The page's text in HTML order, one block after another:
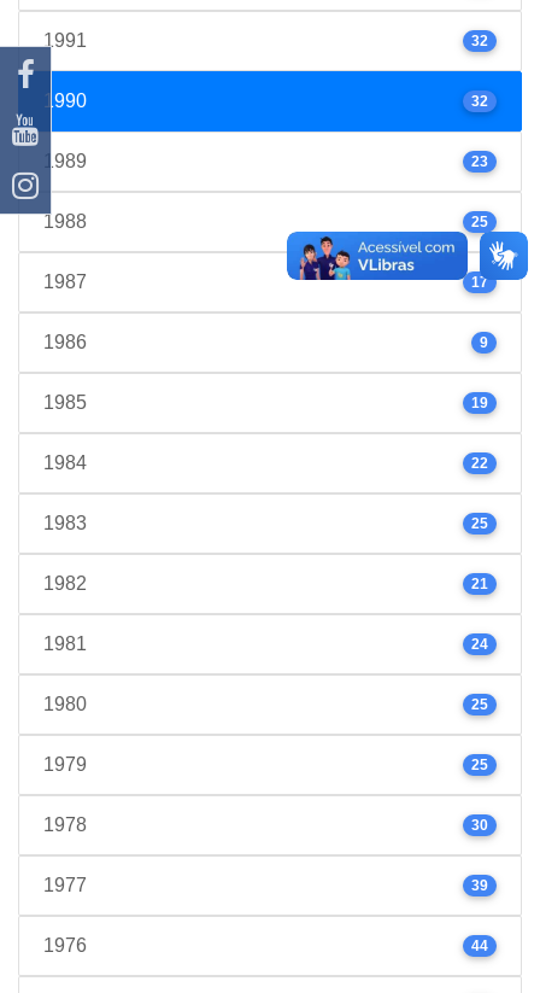
1991 32
1990 32
1989 23
1988 25
1987 17
1986 9
1985 19
1984 22
1983 25
1982 21
1981 24
1980 25
1979 25
1978 30
1977 39
1976 44